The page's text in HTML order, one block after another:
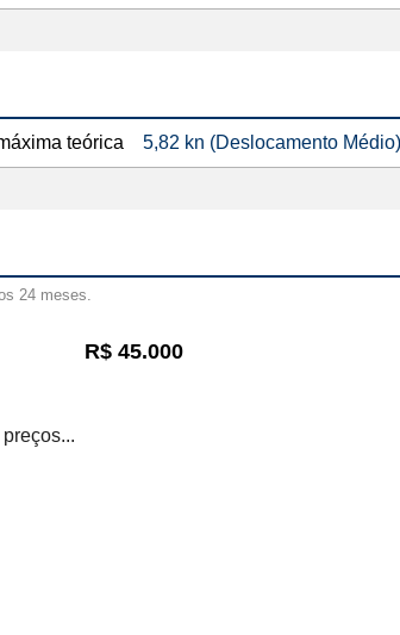
teórica 5,82 kn (Deslocamento Médio)
24 meses.
R$ 45.000